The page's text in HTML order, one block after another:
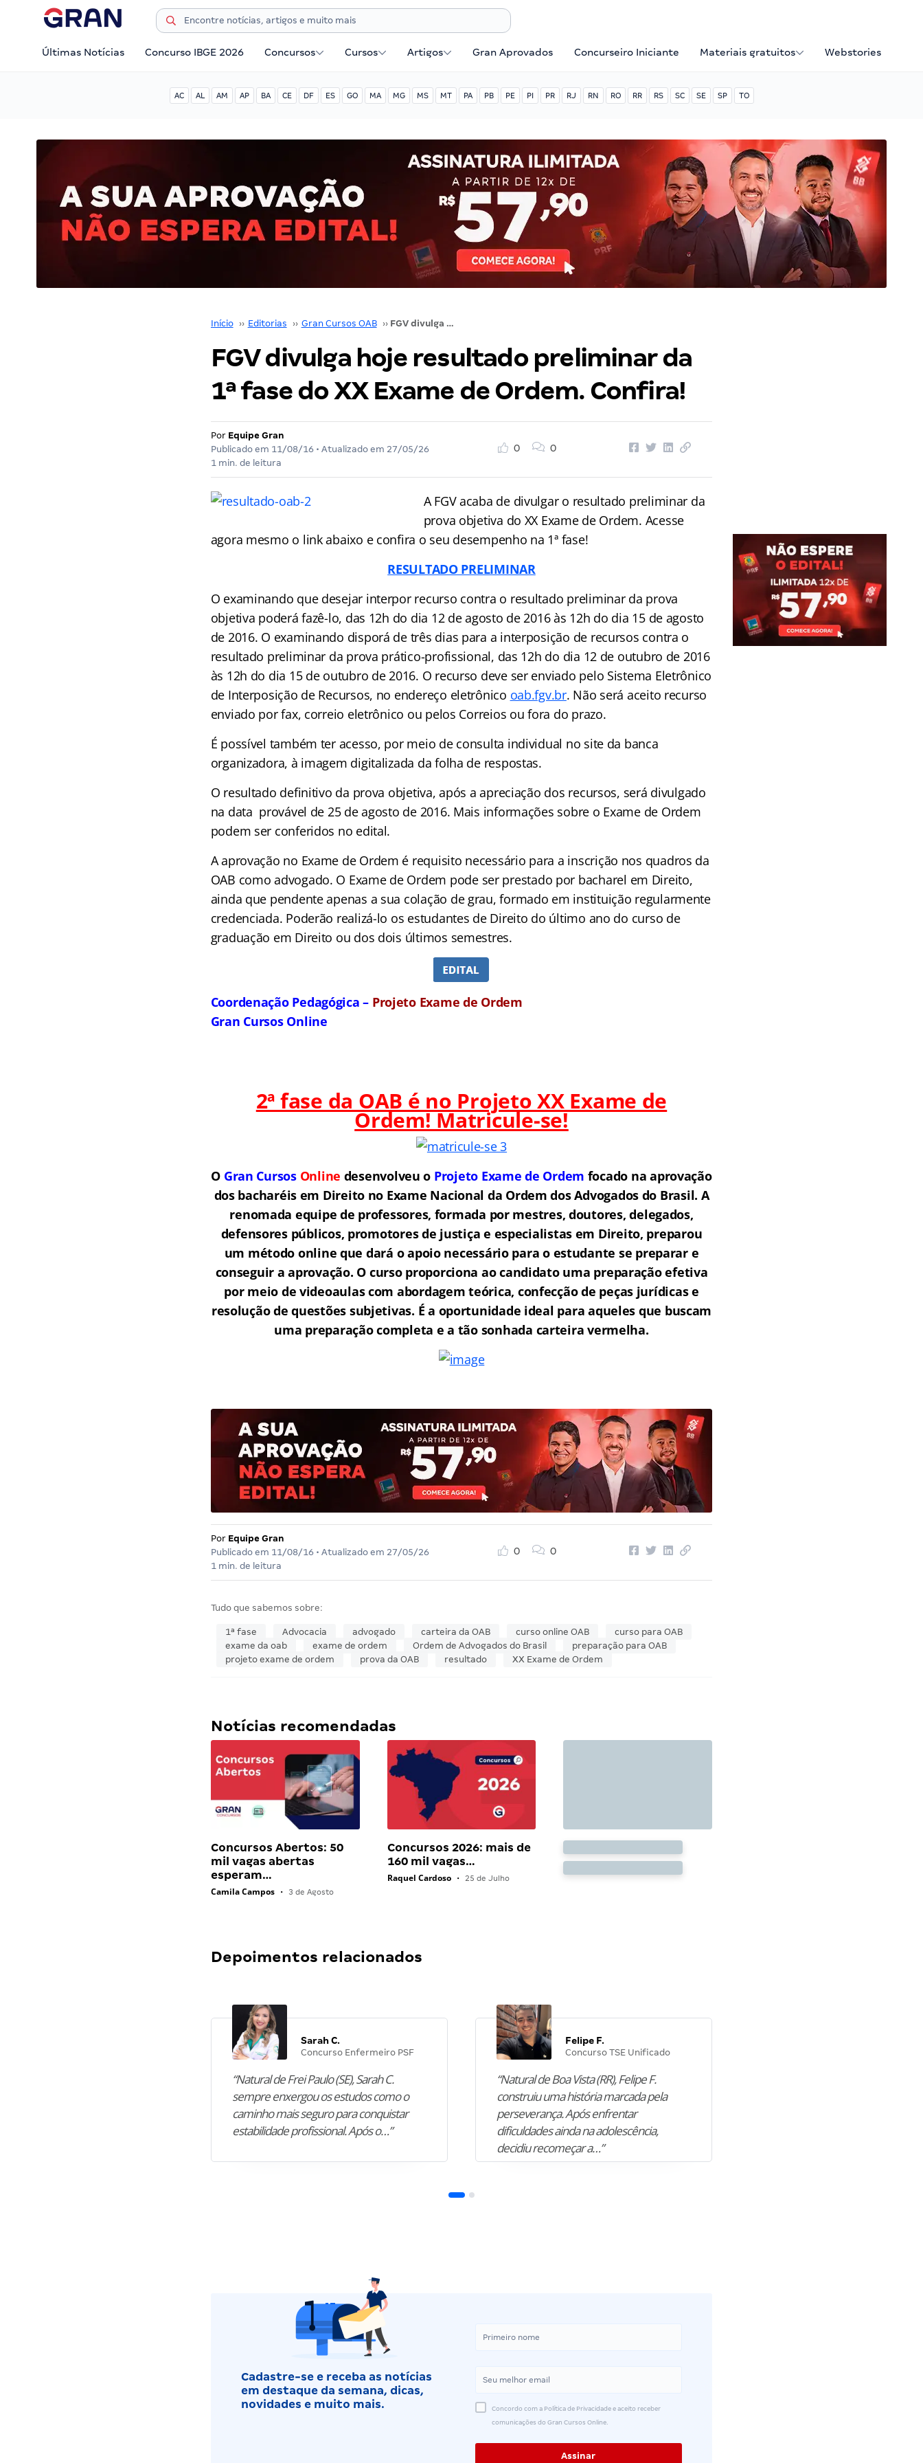
Últimas Notícias Concurso IBGE 2026 Concursos Cursos Artigos Gran Aprovados Concurseiro Iniciante Materiais gratuitos Webstories
AC AL AM AP BA CE DF ES GO MA MG MS MT PA PB PE PI PR RJ RN RO RR RS SC SE SP TO
Início ›› Editorias ›› Gran Cursos OAB ›› FGV divulga hoje resultado preliminar da 1ª fase do XX Exame de Ordem. Confira!
FGV divulga hoje resultado preliminar da
1ª fase do XX Exame de Ordem. Confira!
Por Equipe Gran
Publicado em 11/08/16 • Atualizado em 27/05/26
1 min. de leitura
0 0
A FGV acaba de divulgar o resultado preliminar da
prova objetiva do XX Exame de Ordem. Acesse
agora mesmo o link abaixo e confira o seu desempenho na 1ª fase!
RESULTADO PRELIMINAR
O examinando que desejar interpor recurso contra o resultado preliminar da prova
objetiva poderá fazê-lo, das 12h do dia 12 de agosto de 2016 às 12h do dia 15 de agosto
de 2016. O examinando disporá de três dias para a interposição de recursos contra o
resultado preliminar da prova prático-profissional, das 12h do dia 12 de outubro de 2016
às 12h do dia 15 de outubro de 2016. O recurso deve ser enviado pelo Sistema Eletrônico
de Interposição de Recursos, no endereço eletrônico oab.fgv.br. Não será aceito recurso
enviado por fax, correio eletrônico ou pelos Correios ou fora do prazo.
É possível também ter acesso, por meio de consulta individual no site da banca
organizadora, à imagem digitalizada da folha de respostas.
O resultado definitivo da prova objetiva, após a apreciação dos recursos, será divulgado
na data provável de 25 de agosto de 2016. Mais informações sobre o Exame de Ordem
podem ser conferidos no edital.
A aprovação no Exame de Ordem é requisito necessário para a inscrição nos quadros da
OAB como advogado. O Exame de Ordem pode ser prestado por bacharel em Direito,
ainda que pendente apenas a sua colação de grau, formado em instituição regularmente
credenciada. Poderão realizá-lo os estudantes de Direito do último ano do curso de
graduação em Direito ou dos dois últimos semestres.
Coordenação Pedagógica – Projeto Exame de Ordem
Gran Cursos Online
2ª fase da OAB é no Projeto XX Exame de
Ordem! Matricule-se!
O Gran Cursos Online desenvolveu o Projeto Exame de Ordem focado na aprovação
dos bacharéis em Direito no Exame Nacional da Ordem dos Advogados do Brasil. A
renomada equipe de professores, formada por mestres, doutores, delegados,
defensores públicos, promotores de justiça e especialistas em Direito, preparou
um método online que dará o apoio necessário para o estudante se preparar e
conseguir a aprovação. O curso proporciona ao candidato uma preparação efetiva
por meio de videoaulas com abordagem teórica, confecção de peças jurídicas e
resolução de questões subjetivas. É a oportunidade ideal para aqueles que buscam
uma preparação completa e a tão sonhada carteira vermelha.
Por Equipe Gran
Publicado em 11/08/16 • Atualizado em 27/05/26
1 min. de leitura
0 0
Tudo que sabemos sobre:
1ª fase Advocacia advogado carteira da OAB curso online OAB
curso para OAB
exame da oab
exame de ordem Ordem de Advogados do Brasil
preparação para OAB
projeto exame de ordem
prova da OAB resultado XX Exame de Ordem
Notícias recomendadas
Concursos Abertos: 50
mil vagas abertas
esperam…
Camila Campos • 3 de Agosto
Concursos 2026: mais de
160 mil vagas…
Raquel Cardoso • 25 de Julho
Depoimentos relacionados
Sarah C.
Concurso Enfermeiro PSF
“Natural de Frei Paulo (SE), Sarah C.
sempre enxergou os estudos como o
caminho mais seguro para conquistar
estabilidade profissional. Após o…”
Felipe F.
Concurso TSE Unificado
“Natural de Boa Vista (RR), Felipe F.
construiu uma história marcada pela
perseverança. Após enfrentar
dificuldades ainda na adolescência,
decidiu recomeçar a…”
Cadastre-se e receba as notícias
em destaque da semana, dicas,
novidades e muito mais.
Concordo com a Política de Privacidade e aceito receber
comunicações do Gran Cursos Online.